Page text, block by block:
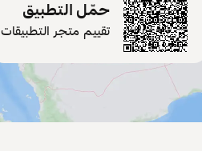
حمّل التطبيق
تقييم متجر التطبيقات